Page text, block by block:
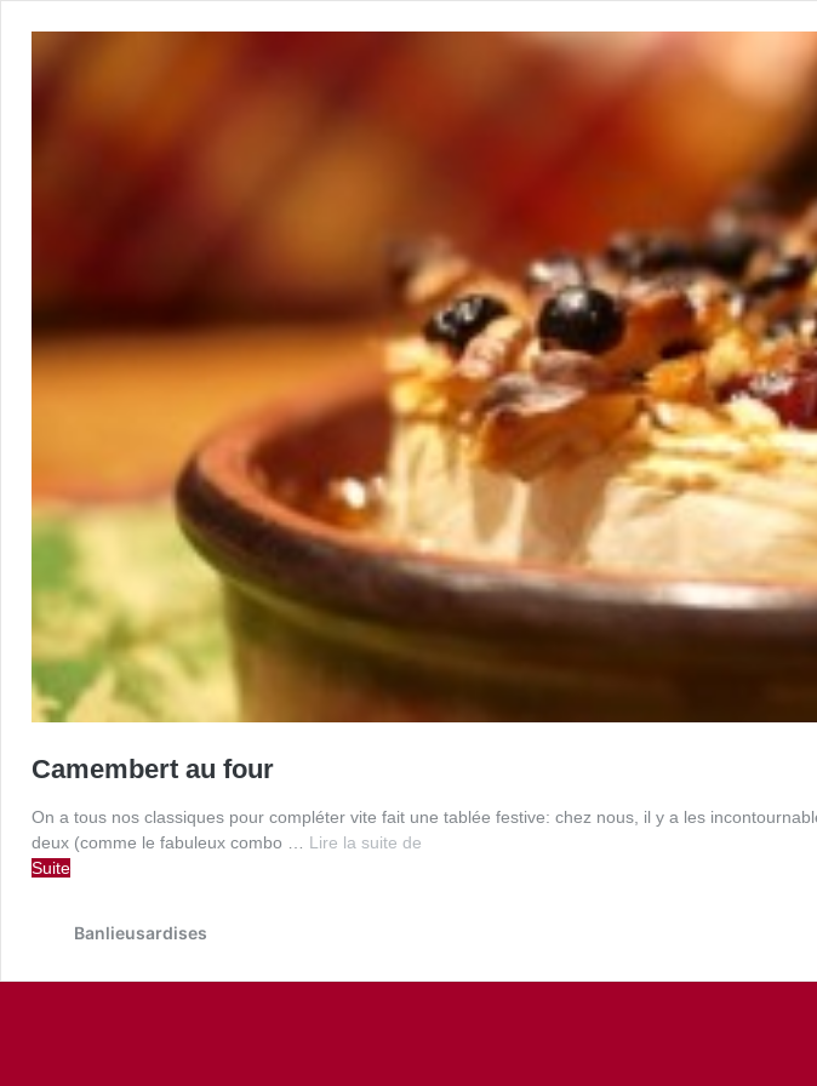
Camembert au four
On a tous nos classiques pour compléter vite fait une tablée festive: chez nous, il y a les
deux (comme le fabuleux combo … Lire la suite de
Suite
Banlieusardises